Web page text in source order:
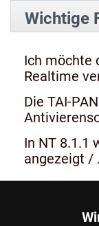
Wichtige
Ich möchte
Realtime
Die TAI-
In NT 8.1.1
angezeigt /